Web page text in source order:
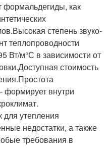
формальдегиды, как
степень звуко-
теплопроводности
Вт/м°С в зависимости от
стоимость
формирует внутри
для утепления
недостатки, а также
требования в